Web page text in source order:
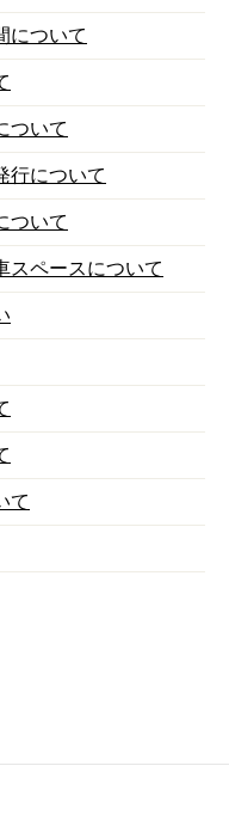
について
ついて
行について
ついて
スペースについて
て